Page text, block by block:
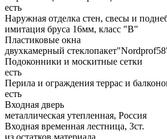
есть
Наружная отделка стен, свесы и
имитация бруса 16мм, класс "В"
Пластиковые окна
двухкамерный
Подоконники и москитные сетки
есть
Перила и ограждения террас и
есть
Входная дверь
металлическая утепленная, Россия
Входная временная лестница, 3ст.